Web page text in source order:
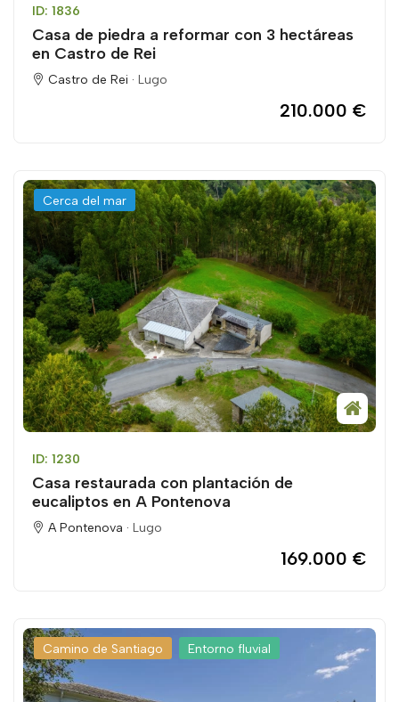
ID: 1836
Casa de piedra a reformar con 3 hectáreas
en Castro de Rei
Castro de Rei · Lugo
210.000 €
Cerca del mar
ID: 1230
Casa restaurada con plantación de
eucaliptos en A Pontenova
A Pontenova · Lugo
169.000 €
Camino de Santiago Entorno fluvial